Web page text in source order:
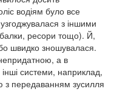
водіям було все
з іншими
ресори тощо). Й,
швидко зношувалася.
а в
системи, наприклад,
з передаванням зусилля